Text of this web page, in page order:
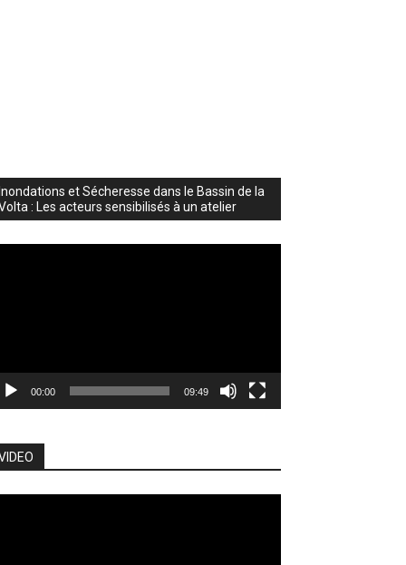
Inondations et Sécheresse dans le Bassin de la
: Les acteurs sensibilisés à un atelier
00:00 09:49